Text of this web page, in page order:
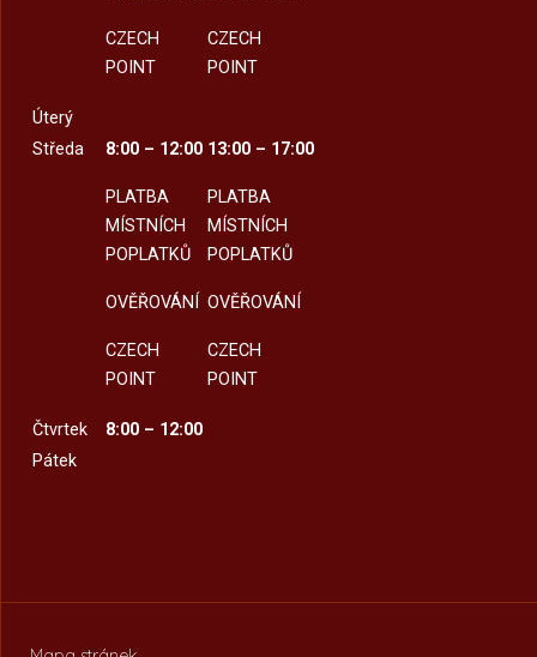
CZECH
POINT
CZECH
POINT
Úterý
Středa
8:00 – 12:00
PLATBA
MÍSTNÍCH
POPLATKŮ
OVĚŘOVÁNÍ
CZECH
POINT
13:00 – 17:00
PLATBA
MÍSTNÍCH
POPLATKŮ
OVĚŘOVÁNÍ
CZECH
POINT
Čtvrtek
8:00 – 12:00
Pátek